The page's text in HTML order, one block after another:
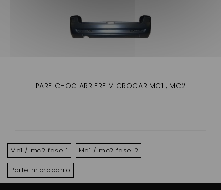
PARE CHOC ARRIERE MICROCAR MC1 , MC2
Mc1 / mc2 fase 1 Mc1 / mc2 fase 2
Parte microcarro